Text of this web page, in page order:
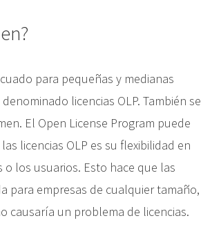
para pequeñas y medianas
licencias OLP. También se
El Open License Program puede
licencias OLP es su flexibilidad en
los usuarios. Esto hace que las
para empresas de cualquier tamaño,
causaría un problema de licencias.